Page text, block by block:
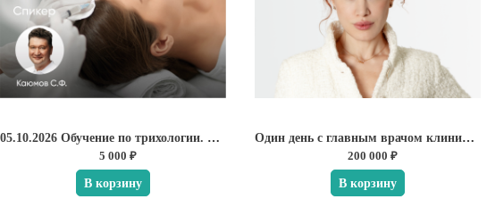
05.10.2026 Обучение по трихологии. Базовый курс
5 000 ₽
В корзину
Один день с главным врачом клиники ЭСТЕЛАБ Юлией Чеботаревой
200 000 ₽
В корзину